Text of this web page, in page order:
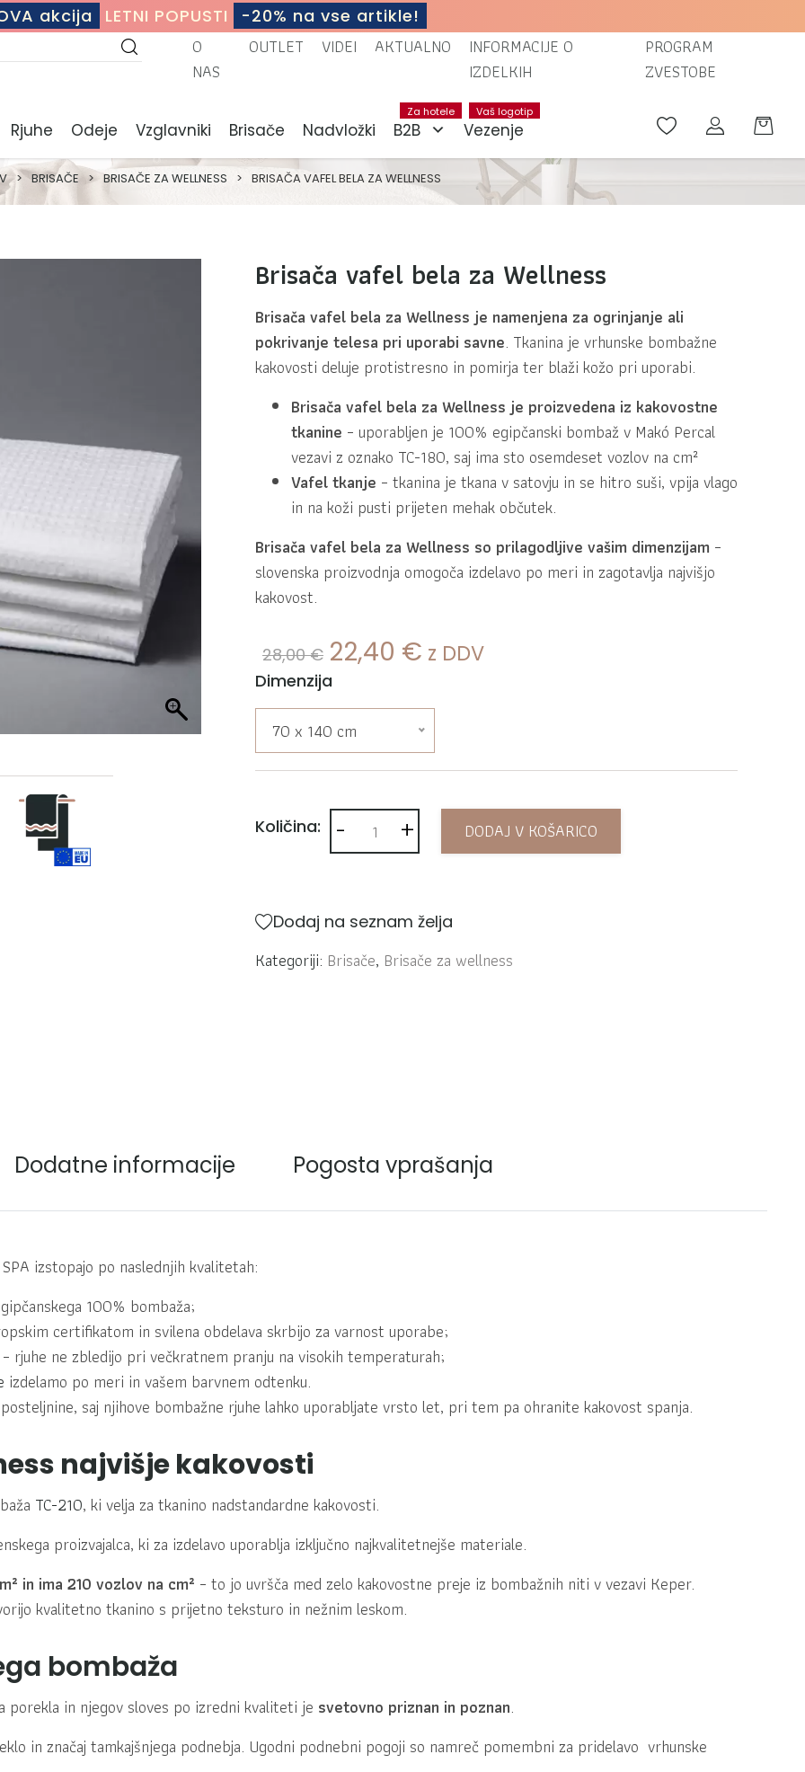
akcija LETNI POPUSTI -20% na vse artikle!
O
NAS
OUTLET VIDEI AKTUALNO
INFORMACIJE O
IZDELKIH
PROGRAM
ZVESTOBE
Rjuhe Odeje Vzglavniki Brisače Nadvložki B2B
Za hotele
Vezenje
Vaš logotip
> BRISAČE > BRISAČE ZA WELLNESS > BRISAČA VAFEL BELA ZA WELLNESS
Brisača vafel bela za Wellness
Brisača vafel bela za Wellness je namenjena za ogrinjanje ali
pokrivanje telesa pri uporabi savne. Tkanina je vrhunske bombažne
kakovosti deluje protistresno in pomirja ter blaži kožo pri uporabi.
Brisača vafel bela za Wellness je proizvedena iz kakovostne
tkanine – uporabljen je 100% egipčanski bombaž v Makó Percal
vezavi z oznako TC-180, saj ima sto osemdeset vozlov na cm²
Vafel tkanje – tkanina je tkana v satovju in se hitro suši, vpija vlago
in na koži pusti prijeten mehak občutek.
Brisača vafel bela za Wellness so prilagodljive vašim dimenzijam –
slovenska proizvodnja omogoča izdelavo po meri in zagotavlja najvišjo
kakovost.
28,00€ Izvirna cena je bila: 28,00 €.
22,40 € Trenutna cena je: 22,40 €.
z DDV
Dimenzija
70 x 140 cm
Količina: Brisača vafel bela za Wellness količina
+
- DODAJ V KOŠARICO
Dodaj na seznam želja
Kategoriji: Brisače, Brisače za wellness
Dodatne informacije Pogosta vprašanja
izstopajo po naslednjih kvalitetah:
100% bombaža;
certifikatom in svilena obdelava skrbijo za varnost uporabe;
rjuhe ne zbledijo pri večkratnem pranju na visokih temperaturah;
izdelamo po meri in vašem barvnem odtenku.
saj njihove bombažne rjuhe lahko uporabljate vrsto let, pri tem pa ohranite kakovost spanja.
najvišje kakovosti
TC-210, ki velja za tkanino nadstandardne kakovosti.
proizvajalca, ki za izdelavo uporablja izključno najkvalitetnejše materiale.
in ima 210 vozlov na cm² – to jo uvršča med zelo kakovostne preje iz bombažnih niti v vezavi Keper.
kvalitetno tkanino s prijetno teksturo in nežnim leskom.
bombaža
porekla in njegov sloves po izredni kvaliteti je svetovno priznan in poznan.
in značaj tamkajšnjega podnebja. Ugodni podnebni pogoji so namreč pomembni za pridelavo vrhunske